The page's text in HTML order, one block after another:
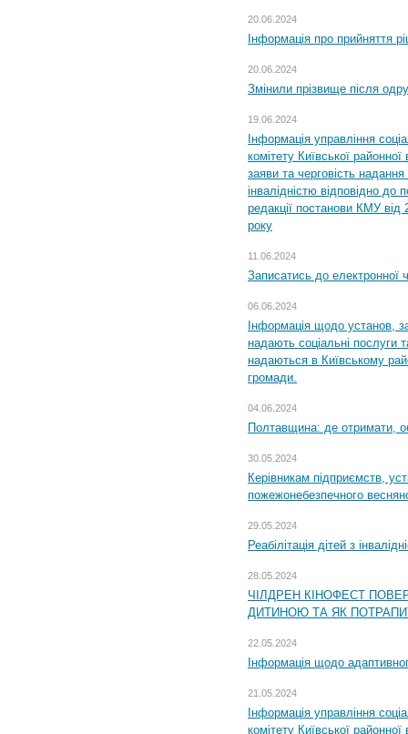
20.06.2024
Інформація про прийняття
20.06.2024
Змінили прізвище після
19.06.2024
Інформація управління
комітету Київської
заяви та черговість надання
інвалідністю відповідно
редакції постанови КМУ
року
11.06.2024
Записатись до електронної
06.06.2024
Інформація щодо установ,
надають соціальні послуги
надаються в Київському
громади.
04.06.2024
Полтавщина: де отримати,
30.05.2024
Керівникам підприємств,
пожежонебезпечного
29.05.2024
Реабілітація дітей з
28.05.2024
ЧІЛДРЕН КІНОФЕСТ
ДИТИНОЮ ТА ЯК
22.05.2024
Інформація щодо
21.05.2024
Інформація управління
комітету Київської